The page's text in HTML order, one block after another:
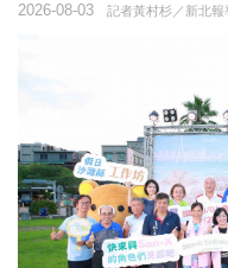
記者黃村杉／新北報
2026-08-03